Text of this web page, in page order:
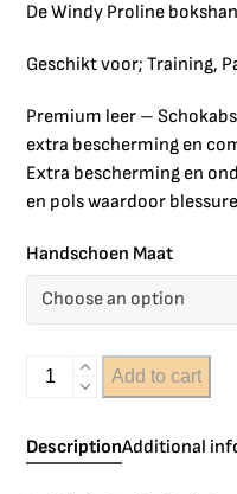
De Windy Proline
Geschikt voor; Training,
Premium leer –
extra bescherming en
Extra bescherming en
en pols waardoor
Handschoen Maat
Add to cart
DescriptionAdditional